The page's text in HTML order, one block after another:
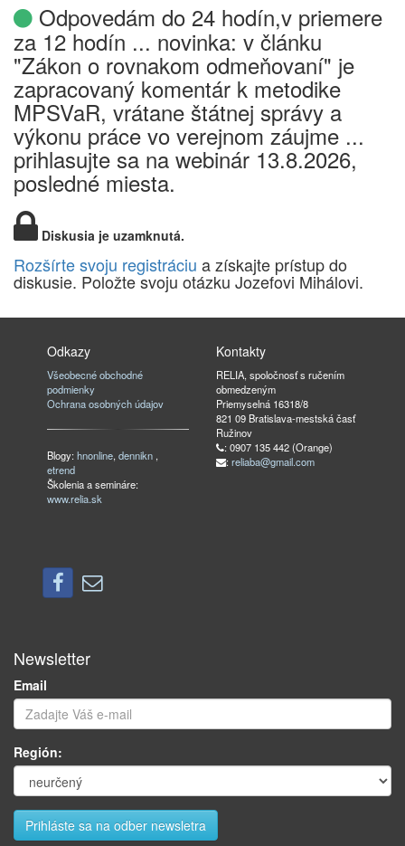
Odpovedám do 24 hodín,v priemere
za 12 hodín ... novinka: v článku
"Zákon o rovnakom odmeňovaní" je
zapracovaný komentár k metodike
MPSVaR, vrátane štátnej správy a
výkonu práce vo verejnom záujme ...
prihlasujte sa na webinár 13.8.2026,
posledné miesta.
Diskusia je uzamknutá.
Rozšírte svoju registráciu a získajte prístup do
diskusie. Položte svoju otázku Jozefovi Mihálovi.
Odkazy
Všeobecné obchodné
podmienky
Ochrana osobných údajov
Blogy:hnonline,dennikn ,
etrend
Školenia a semináre:
www.relia.sk
Kontakty
RELIA, spoločnosť s ručením
obmedzeným
Priemyselná 16318/8
821 09 Bratislava-mestská časť
Ružinov
: 0907 135 442 (Orange)
: reliaba@gmail.com
Newsletter
Email
Región: